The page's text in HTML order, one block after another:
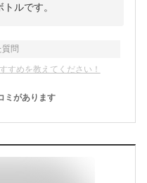
ルです。
質問
すめを教えてください！
ミがあります